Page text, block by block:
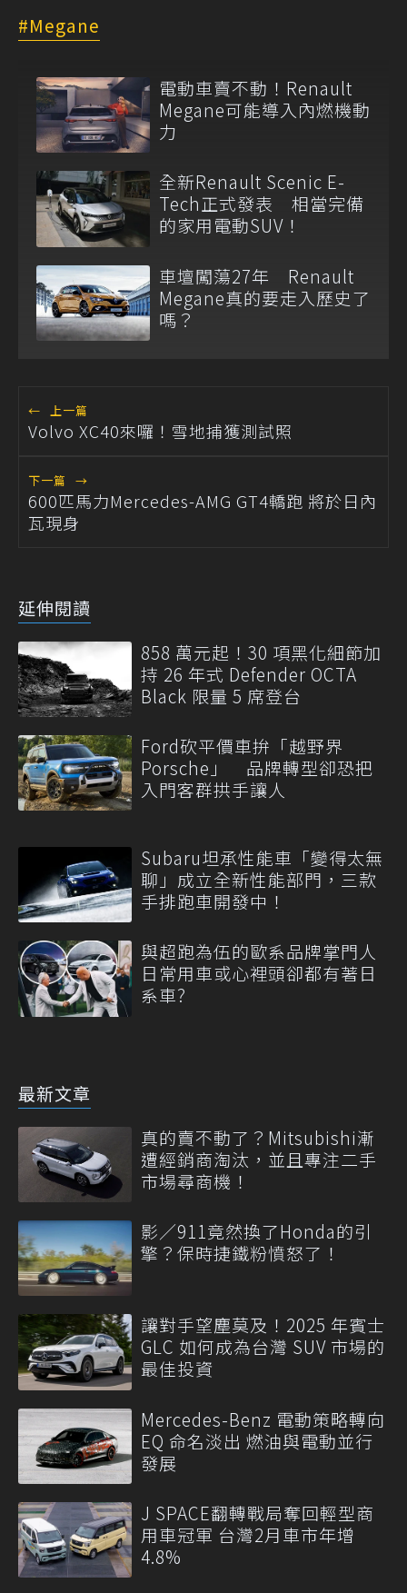
Megane
電動車賣不動！Renault
Megane可能導入內燃機動
力
全新Renault Scenic E-
Tech正式發表 相當完備
的家用電動SUV！
車壇闖蕩27年 Renault
Megane真的要走入歷史了
嗎？
← 上一篇
Volvo XC40來囉！雪地捕獲測試照
下一篇 →
600匹馬力Mercedes-AMG GT4轎跑 將於日內
瓦現身
延伸閱讀
858 萬元起！30 項黑化細節加
持 26 年式 Defender OCTA
Black 限量 5 席登台
Ford砍平價車拚「越野界
Porsche」 品牌轉型卻恐把
入門客群拱手讓人
Subaru坦承性能車「變得太無
聊」成立全新性能部門，三款
手排跑車開發中！
與超跑為伍的歐系品牌掌門人
日常用車或心裡頭卻都有著日
系車?
最新文章
真的賣不動了？Mitsubishi漸
遭經銷商淘汰，並且專注二手
市場尋商機！
影／911竟然換了Honda的引
擎？保時捷鐵粉憤怒了！
讓對手望塵莫及！2025 年賓士
GLC 如何成為台灣 SUV 市場的
最佳投資
Mercedes-Benz 電動策略轉向
EQ 命名淡出 燃油與電動並行
發展
J SPACE翻轉戰局奪回輕型商
用車冠軍 台灣2月車市年增
4.8%